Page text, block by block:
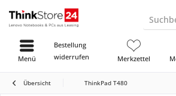
Bestellung
widerrufen
Merkzettel
Menü
Übersicht ThinkPad T480